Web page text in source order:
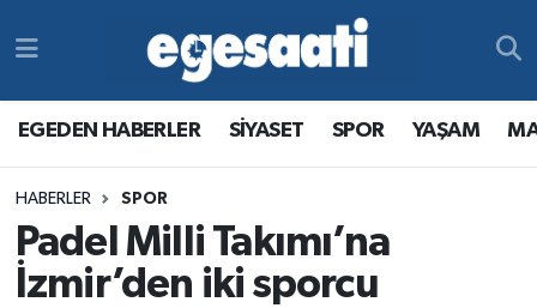
EGEDEN HABERLER SİYASET SPOR YAŞAM
HABERLER SPOR
Padel Milli Takımı’na
İzmir’den iki sporcu
MAGAZİN
YAŞAM
Tüm Manşetler